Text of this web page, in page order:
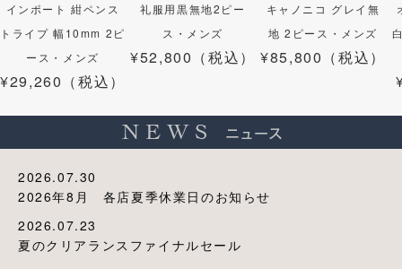
インポート 紺ペンス
トライプ 幅10mm 2ピ
ース・メンズ
¥29,260（税込）
礼服用黒無地2ピー
ス・メンズ
¥52,800（税込）
キャノニコ グレイ無
地 2ピース・メンズ
¥85,800（税込）
2026.07.30
2026年8月 各店夏季休業日のお知らせ
2026.07.23
夏のクリアランスファイナルセール